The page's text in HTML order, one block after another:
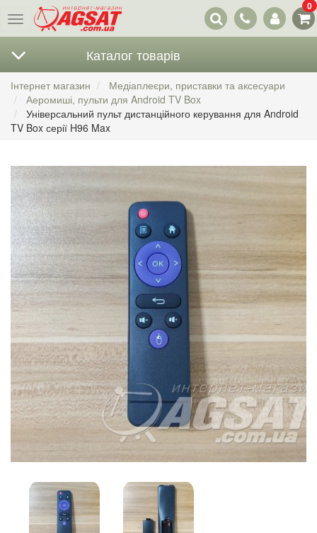
Меню
Наші
контакти
0
Каталог товарів
Інтернет магазин
Медіаплеєри, приставки та аксесуари
Аеромиші, пульти для Android TV Box
Універсальний пульт дистанційного керування для Android
TV Box серії H96 Max